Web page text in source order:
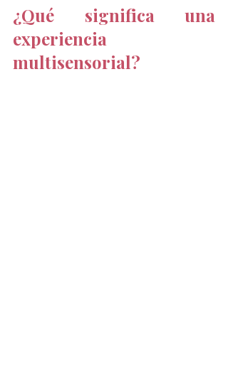
¿Qué significa una
experiencia
multisensorial?